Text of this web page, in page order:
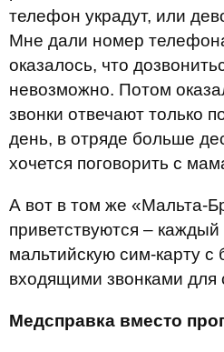
телефон украдут, или
Мне дали номер
оказалось, что
невозможно. Потом
звонки отвечают только
день, в отряде больше
хочется поговорить с
А вот в том же «Мальта-
приветствуются –
мальтийскую сим-карту с
входящими звонками для
Медсправка вместо